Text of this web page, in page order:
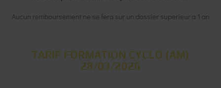
Aucun remboursement ne se fera sur un dossier superieur a 1 an
TARIF FORMATION CYCLO (AM)
28/03/2026